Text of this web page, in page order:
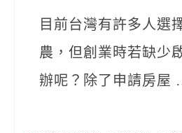
目前台灣有許多人選
農，但創業時若缺少
辦呢？除了申請房屋